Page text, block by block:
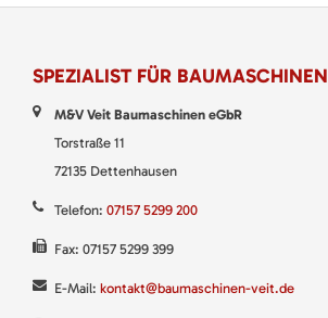
SPEZIALIST FÜR BAUMASCHINEN
M&V Veit Baumaschinen eGbR
Torstraße 11
72135 Dettenhausen
Telefon: 07157 5299 200
Fax: 07157 5299 399
E-Mail: kontakt@baumaschinen-veit.de